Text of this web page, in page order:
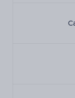
Artículos